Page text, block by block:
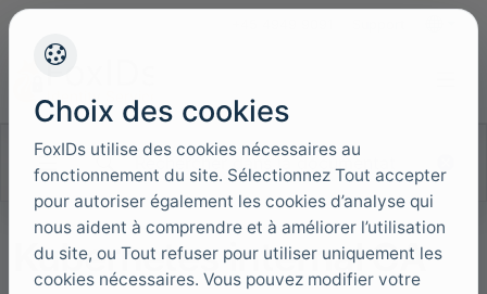
Langues
Rechercher dans la documentation
Kubernetes internal CA
Choix des cookies
FoxIDs utilise des cookies nécessaires au
fonctionnement du site. Sélectionnez Tout accepter
pour autoriser également les cookies d’analyse qui
nous aident à comprendre et à améliorer l’utilisation
du site, ou Tout refuser pour utiliser uniquement les
cookies nécessaires. Vous pouvez modifier votre